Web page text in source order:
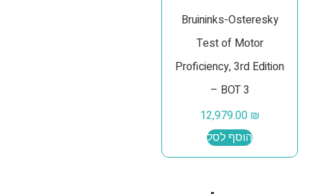
Bruininks-Osteresky
Test of Motor
Proficiency, 3rd Edition
– BOT 3
12,979.00 ₪
הוסף לסל